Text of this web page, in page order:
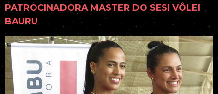
PATROCINADORA MASTER DO SESI VÔLEI
BAURU